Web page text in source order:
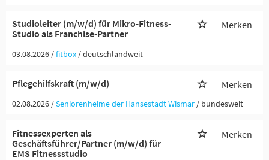
Studioleiter (m/w/d) für Mikro-Fitness-
Studio als Franchise-Partner
Merken
03.08.2026 /fitbox / deutschlandweit
Pflegehilfskraft (m/w/d) Merken
02.08.2026 /Seniorenheime der Hansestadt Wismar / bundesweit
Fitnessexperten als
Geschäftsführer/Partner (m/w/d) für
EMS Fitnessstudio
Merken